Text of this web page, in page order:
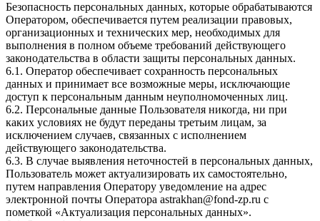
Безопасность персональных данных, которые обрабатываются
Оператором, обеспечивается путем реализации правовых,
организационных и технических мер, необходимых для
выполнения в полном объеме требований действующего
законодательства в области защиты персональных данных.
6.1. Оператор обеспечивает сохранность персональных
данных и принимает все возможные меры, исключающие
доступ к персональным данным неуполномоченных лиц.
6.2. Персональные данные Пользователя никогда, ни при
каких условиях не будут переданы третьим лицам, за
исключением случаев, связанных с исполнением
действующего законодательства.
6.3. В случае выявления неточностей в персональных данных,
Пользователь может актуализировать их самостоятельно,
путем направления Оператору уведомление на адрес
электронной почты Оператора astrakhan@fond-zp.ru с
пометкой «Актуализация персональных данных».